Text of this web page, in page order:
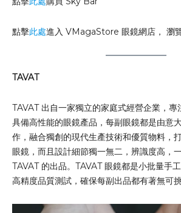
點擊此處進入 VMagaStore 眼鏡網店， 瀏
TAVAT
TAVAT 出自一家獨立的家庭式經營企業，專
具備高性能的眼鏡產品，每副眼鏡都是由意
作，融合獨創的現代生產技術和優質物料，
眼鏡，而且設計細節獨一無二，辨識度高，
TAVAT 的出品。TAVAT 眼鏡都是小批量手
高精度品質測試，確保每副出品都有著無可挑